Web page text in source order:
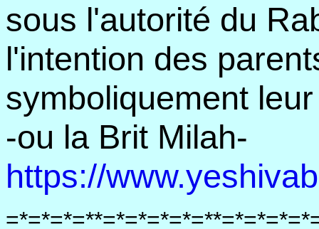
sous l'autorité du
l'intention des
symboliquement
-ou la Brit Milah-
https://